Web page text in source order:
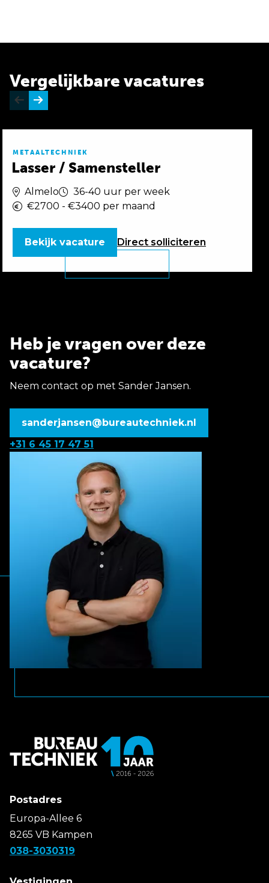
Vergelijkbare vacatures
METAALTECHNIEK
Lasser / Samensteller
Almelo
36-40 uur per week
€2700 - €3400 per maand
Direct solliciteren
Bekijk vacature
Heb je vragen over deze
vacature?
Neem contact op met Sander Jansen.
sanderjansen@bureautechniek.nl
+31 6 45 17 47 51
Postadres
Europa-Allee 6
8265 VB Kampen
038-3030319